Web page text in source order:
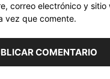
correo electrónico y sitio
vez que comente.